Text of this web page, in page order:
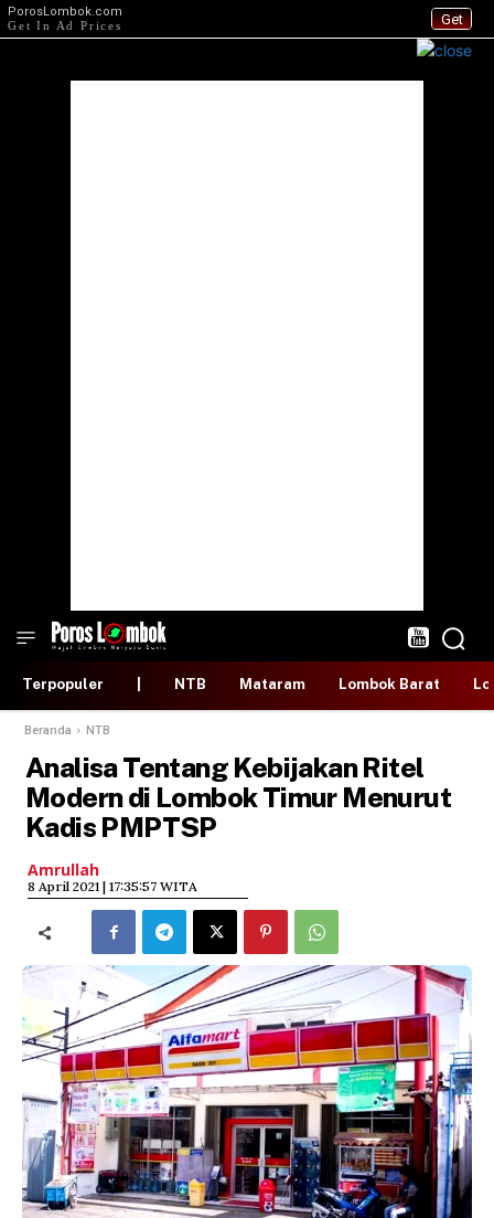
Get
PorosLombok.com
Get In Ad Prices
Terpopuler NTB Mataram Lombok Barat
Beranda NTB
Analisa Tentang Kebijakan Ritel
Modern di Lombok Timur Menurut
Kadis PMPTSP
Amrullah
​8 April 2021 | 17:35:57 WITA